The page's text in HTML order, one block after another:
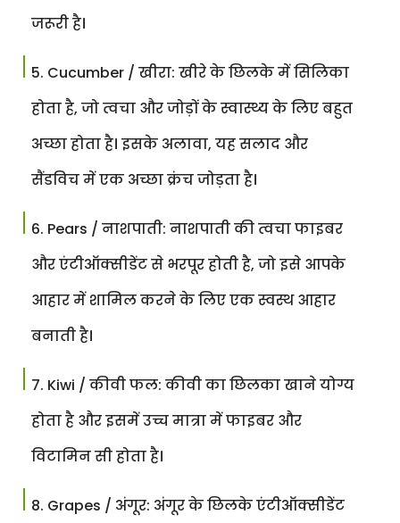
जरूरी है।
Cucumber / खीरा: खीरे के छिलके में सिलिका
होता है, जो त्वचा और जोड़ों के स्वास्थ्य के लिए बहुत
अच्छा होता है। इसके अलावा, यह सलाद और
सैंडविच में एक अच्छा क्रंच जोड़ता है।
Pears / नाशपाती: नाशपाती की त्वचा फाइबर
और एंटीऑक्सीडेंट से भरपूर होती है, जो इसे आपके
आहार में शामिल करने के लिए एक स्वस्थ आहार
बनाती है।
Kiwi / कीवी फल: कीवी का छिलका खाने योग्य
होता है और इसमें उच्च मात्रा में फाइबर और
विटामिन सी होता है।
Grapes / अंगूर: अंगूर के छिलके एंटीऑक्सीडेंट